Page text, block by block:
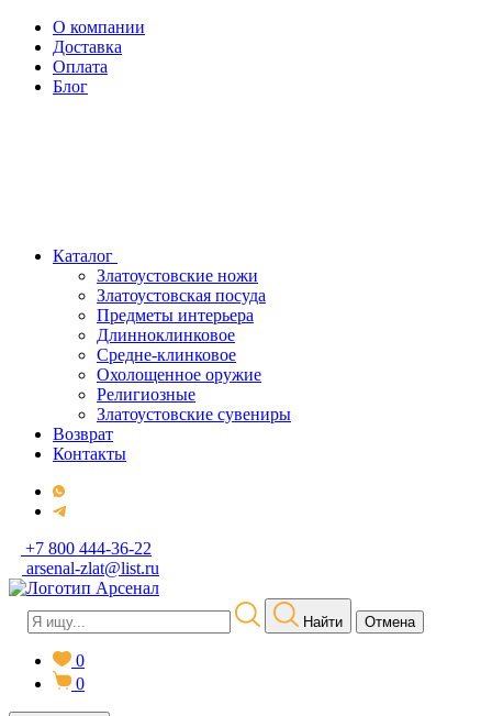
О компании
Доставка
Оплата
Блог
Каталог
Златоустовские ножи
Златоустовская посуда
Предметы интерьера
Длинноклинковое
Средне-клинковое
Охолощенное оружие
Религиозные
Златоустовские сувениры
Возврат
Контакты
+7 800 444-36-22
arsenal-zlat@list.ru
Найти Отмена
0
0